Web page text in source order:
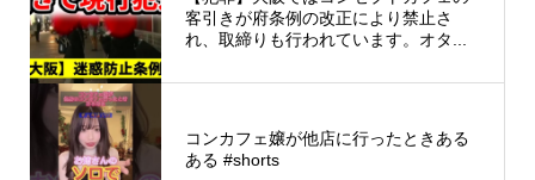
客引きが府条例の改正により禁止さ
れ、取締りも行われています。オタ...
コンカフェ嬢が他店に行ったときある
ある #shorts